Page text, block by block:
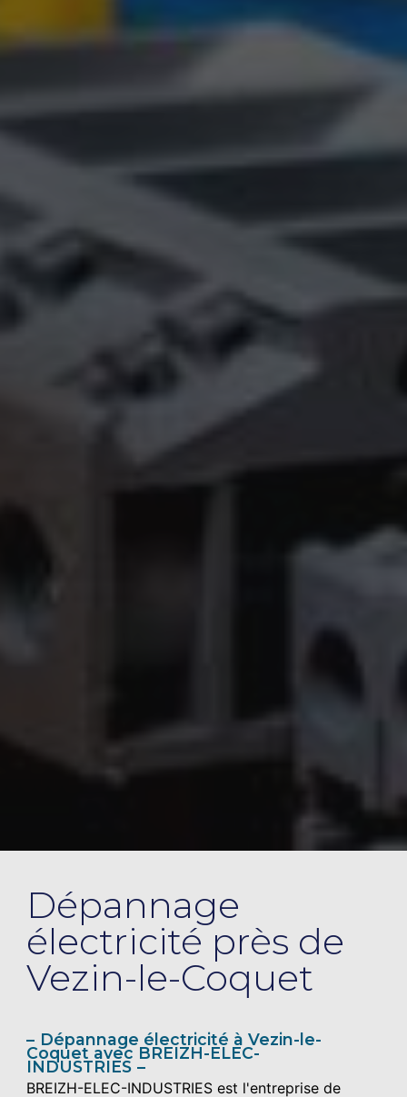
Dépannage
électricité près de
Vezin-le-Coquet
Dépannage électricité à Vezin-le-
Coquet avec BREIZH-ELEC-
INDUSTRIES
BREIZH-ELEC-INDUSTRIES est l'entreprise de